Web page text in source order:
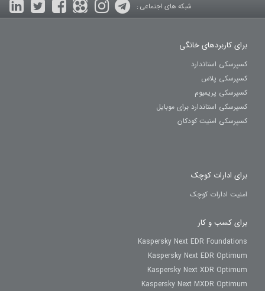
شبکه های اجتماعی :
برای کاربردهای خانگی
کسپرسکی استاندارد
کسپرسکی پلاس
کسپرسکی پریمیوم
کسپرسکی استاندارد برای موبایل
کسپرسکی امنیت کودکان
برای ادارات کوچک
امنیت ادارات کوچک
برای کسب و کار
Kaspersky Next EDR Foundations
Kaspersky Next EDR Optimum
Kaspersky Next XDR Optimum
Kaspersky Next MXDR Optimum